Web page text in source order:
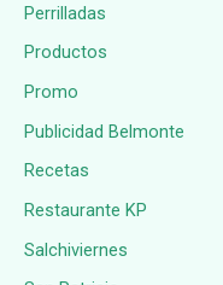
Perrilladas
Productos
Promo
Publicidad Belmonte
Recetas
Restaurante KP
Salchiviernes